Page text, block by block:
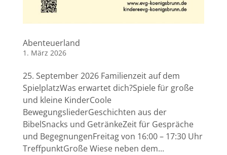
Abenteuerland
1. März 2026
25. September 2026 Familienzeit auf dem
SpielplatzWas erwartet dich?Spiele für große
und kleine KinderCoole
BewegungsliederGeschichten aus der
BibelSnacks und GetränkeZeit für Gespräche
und BegegnungenFreitag von 16:00 – 17:30 Uhr
TreffpunktGroße Wiese neben dem...